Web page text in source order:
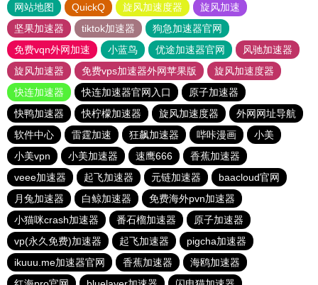
网站地图 QuickQ 旋风加速度器
旋风加速
坚果加速器
tiktok加速器
狗急加速器官网
免费vqn外网加速
小蓝鸟 优途加速器官网
风驰加速器
旋风加速器
免费vps加速器外网苹果版
旋风加速度器
快连加速器
快连加速器官网入口
原子加速器
快鸭加速器
快柠檬加速器 旋风加速度器
外网网址导航
软件中心
雷霆加速 狂飙加速器 哔咔漫画
小美
小美vpn
小美加速器 速鹰666
香蕉加速器
veee加速器
起飞加速器 元链加速器
baacloud官网
月兔加速器
白鲸加速器
免费海外pvn加速器
小猫咪crash加速器
番石榴加速器
原子加速器
vp(永久免费)加速器
起飞加速器
pigcha加速器
ikuuu.me加速器官网
香蕉加速器
海鸥加速器